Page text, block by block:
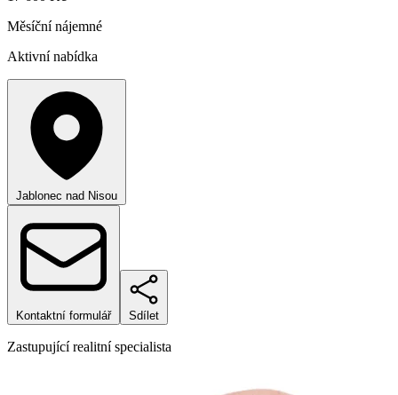
Měsíční nájemné
Aktivní nabídka
Jablonec nad Nisou
Kontaktní formulář Sdílet
Zastupující realitní specialista